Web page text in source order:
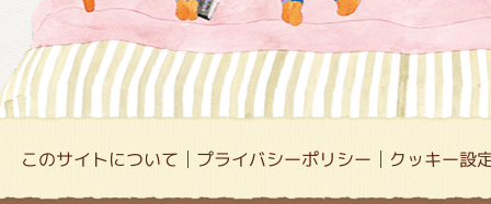
このサイトについて プライバシーポリシー クッキー設